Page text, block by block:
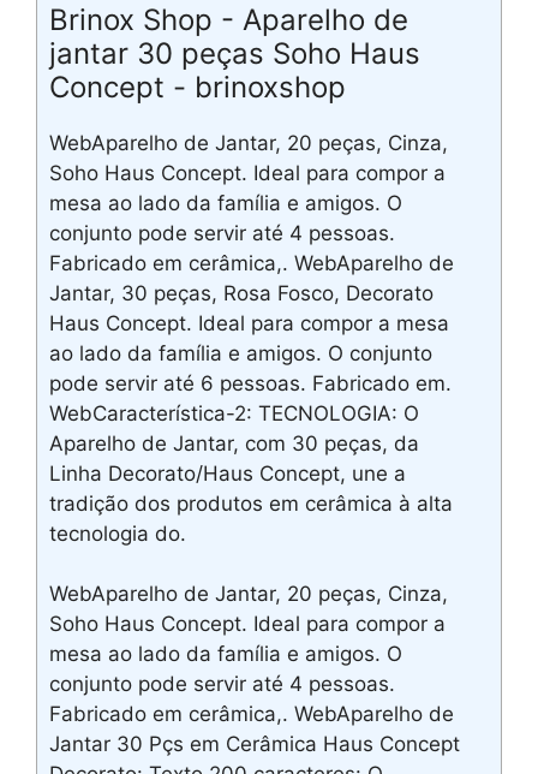
Brinox Shop - Aparelho de
jantar 30 peças Soho Haus
Concept - brinoxshop
WebAparelho de Jantar, 20 peças, Cinza,
Soho Haus Concept. Ideal para compor a
mesa ao lado da família e amigos. O
conjunto pode servir até 4 pessoas.
Fabricado em cerâmica,. WebAparelho de
Jantar, 30 peças, Rosa Fosco, Decorato
Haus Concept. Ideal para compor a mesa
ao lado da família e amigos. O conjunto
pode servir até 6 pessoas. Fabricado em.
WebCaracterística-2: TECNOLOGIA: O
Aparelho de Jantar, com 30 peças, da
Linha Decorato/Haus Concept, une a
tradição dos produtos em cerâmica à alta
tecnologia do.
WebAparelho de Jantar, 20 peças, Cinza,
Soho Haus Concept. Ideal para compor a
mesa ao lado da família e amigos. O
conjunto pode servir até 4 pessoas.
Fabricado em cerâmica,. WebAparelho de
Jantar 30 Pçs em Cerâmica Haus Concept